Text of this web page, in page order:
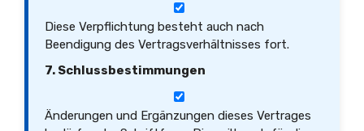
Diese Verpflichtung besteht auch nach
Beendigung des Vertragsverhältnisses fort.
7. Schlussbestimmungen
Änderungen und Ergänzungen dieses Vertrages